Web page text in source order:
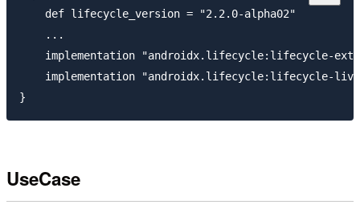
    def lifecycle_version = "2.2.0-alpha02"
    ...
implementation "androidx.lifecycle:lifecycle-
implementation "androidx.lifecycle:lifecycle-
UseCase